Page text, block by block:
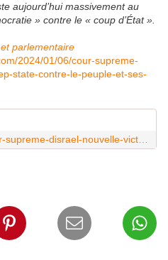
aujourd’hui massivement au
» contre le « coup d’État ».
parlementaire
2024/01/06/cour-supreme-
state-contre-le-peuple-et-ses-